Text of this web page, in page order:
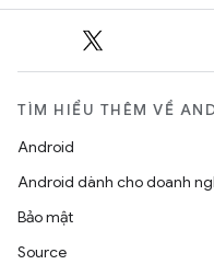
TÌM HIỂU THÊM VỀ
Android
Android dành cho doanh
Bảo mật
Source